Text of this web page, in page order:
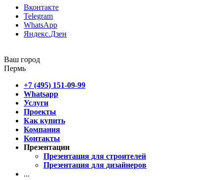
Вконтакте
Telegram
WhatsApp
Яндекс.Дзен
Ваш город
Пермь
+7 (495) 151-09-99
Whatsapp
Услуги
Проекты
Как купить
Компания
Контакты
Презентации
Презентация для строителей
Презентация для дизайнеров
...